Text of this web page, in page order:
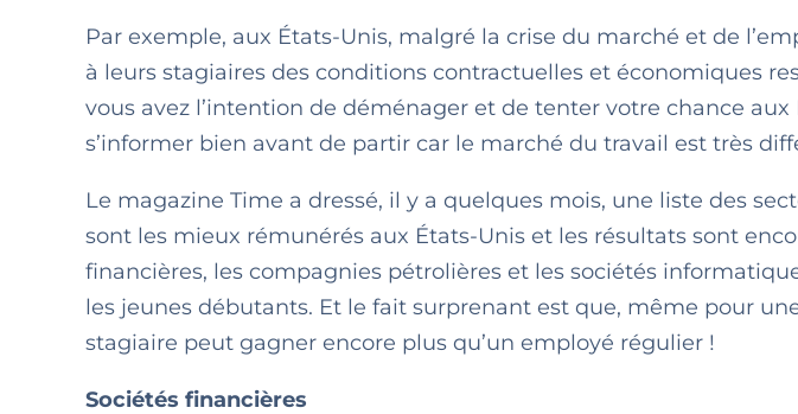
Par exemple, aux États-Unis, malgré la crise du marché et de
à leurs stagiaires des conditions contractuelles et économiques
vous avez l’intention de déménager et de tenter votre chance aux
s’informer bien avant de partir car le marché du travail est très
Le magazine Time a dressé, il y a quelques mois, une liste des
sont les mieux rémunérés aux États-Unis et les résultats sont
financières, les compagnies pétrolières et les sociétés
les jeunes débutants. Et le fait surprenant est que, même pour
stagiaire peut gagner encore plus qu’un employé régulier !
Sociétés financières